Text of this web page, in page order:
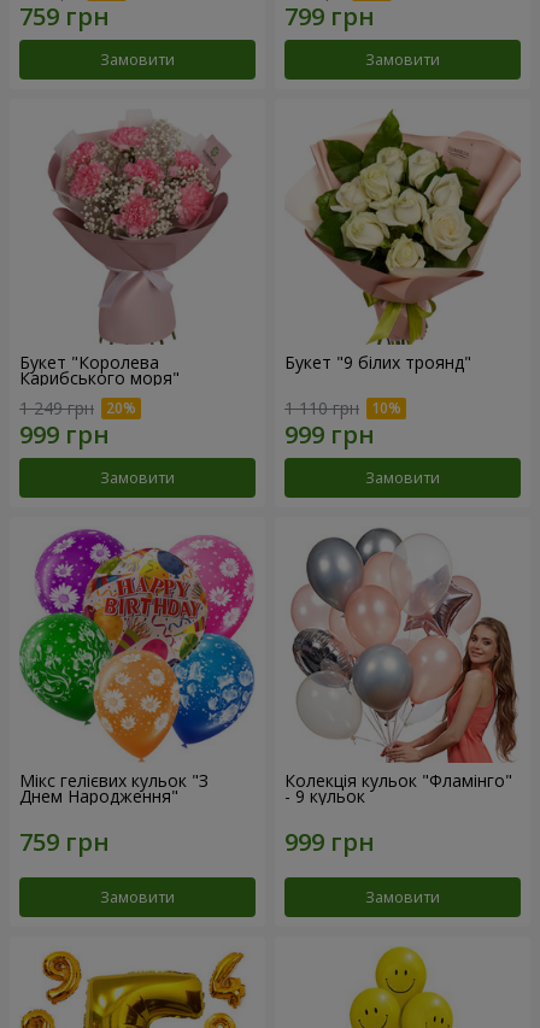
Замовити Замовити
Букет "Королева
Карибського моря"
1 249 грн
Замовити
Букет "9 білих троянд"
1 110 грн
Замовити
Мікс гелієвих кульок "З
Днем Народження"
Замовити
Колекція кульок "Фламінго"
- 9 кульок
Замовити